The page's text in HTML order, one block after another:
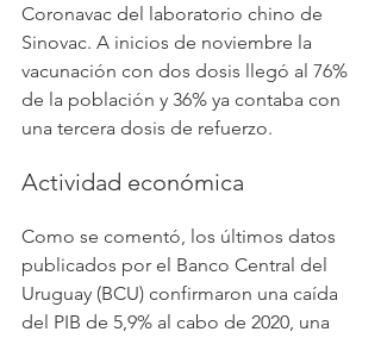
Coronavac del laboratorio chino de
Sinovac. A inicios de noviembre la
vacunación con dos dosis llegó al 76%
de la población y 36% ya contaba con
una tercera dosis de refuerzo.
Actividad económica
Como se comentó, los últimos datos
publicados por el Banco Central del
Uruguay (BCU) confirmaron una caída
del PIB de 5,9% al cabo de 2020, una